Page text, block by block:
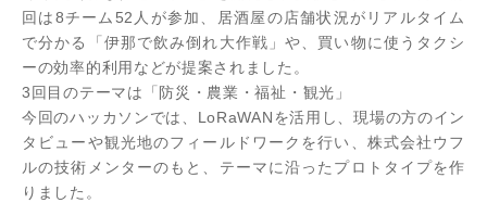
回は8チーム52人が参加、居酒屋の店舗状況がリアルタイム
で分かる「伊那で飲み倒れ大作戦」や、買い物に使うタクシ
ーの効率的利用などが提案されました。
3回目のテーマは「防災・農業・福祉・観光」
今回のハッカソンでは、LoRaWANを活用し、現場の方のイン
タビューや観光地のフィールドワークを行い、株式会社ウフ
ルの技術メンターのもと、テーマに沿ったプロトタイプを作
りました。